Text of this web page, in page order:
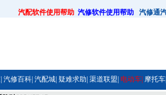
汽配软件使用帮助 汽修软件使用帮助 汽修通
汽修百科| 汽配城| 疑难求助| 渠道联盟| 电动车| 摩托车|